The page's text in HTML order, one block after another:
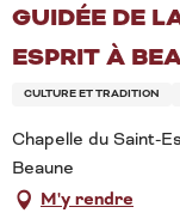
GUIDÉE DE
ESPRIT À
CULTURE ET TRADITION
Chapelle du Saint-
Beaune
M'y rendre